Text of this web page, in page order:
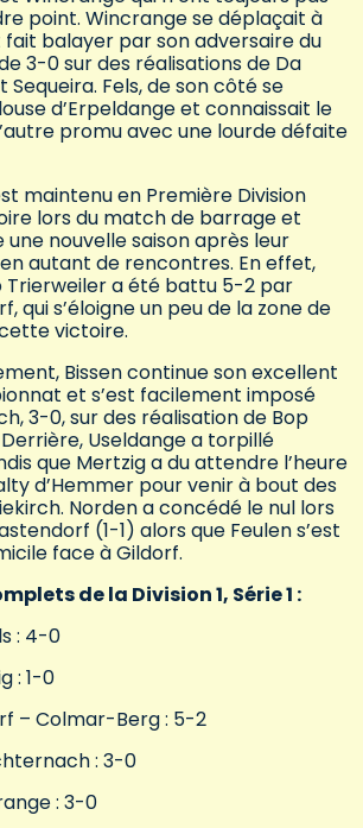
point. Wincrange se déplaçait à
fait balayer par son adversaire du
3-0 sur des réalisations de Da
Sequeira. Fels, de son côté se
d’Erpeldange et connaissait le
promu avec une lourde défaite
maintenu en Première Division
lors du match de barrage et
une nouvelle saison après leur
autant de rencontres. En effet,
Trierweiler a été battu 5-2 par
qui s’éloigne un peu de la zone de
victoire.
Bissen continue son excellent
et s’est facilement imposé
3-0, sur des réalisation de Bop
Useldange a torpillé
que Mertzig a du attendre l’heure
d’Hemmer pour venir à bout des
Norden a concédé le nul lors
(1-1) alors que Feulen s’est
face à Gildorf.
de la Division 1, Série 1 :
: 4-0
: 1-0
– Colmar-Berg : 5-2
: 3-0
: 3-0